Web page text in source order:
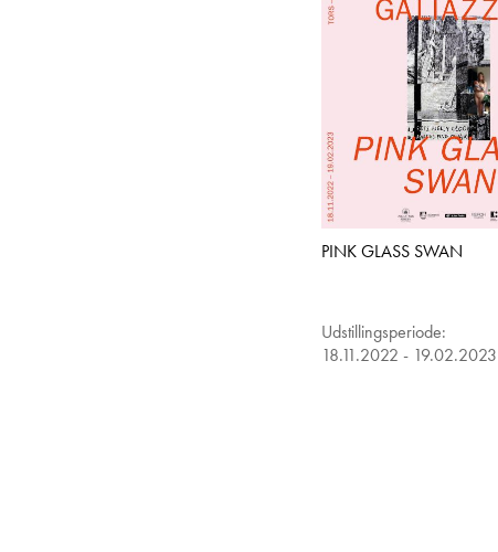
PINK GLASS SWAN
Udstillingsperiode:
18.11.2022 - 19.02.2023